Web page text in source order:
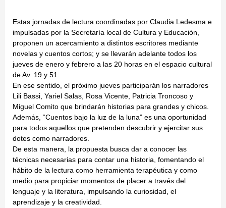
Estas jornadas de lectura coordinadas por Claudia Ledesma e
impulsadas por la Secretaría local de Cultura y Educación,
proponen un acercamiento a distintos escritores mediante
novelas y cuentos cortos; y se llevarán adelante todos los
jueves de enero y febrero a las 20 horas en el espacio cultural
de Av. 19 y 51.
En ese sentido, el próximo jueves participarán los narradores
Lili Bassi, Yariel Salas, Rosa Vicente, Patricia Troncoso y
Miguel Comito que brindarán historias para grandes y chicos.
Además, “Cuentos bajo la luz de la luna” es una oportunidad
para todos aquellos que pretenden descubrir y ejercitar sus
dotes como narradores.
De esta manera, la propuesta busca dar a conocer las
técnicas necesarias para contar una historia, fomentando el
hábito de la lectura como herramienta terapéutica y como
medio para propiciar momentos de placer a través del
lenguaje y la literatura, impulsando la curiosidad, el
aprendizaje y la creatividad.